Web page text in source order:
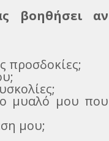
βοηθήσει αν
μυαλό μου που
μου;